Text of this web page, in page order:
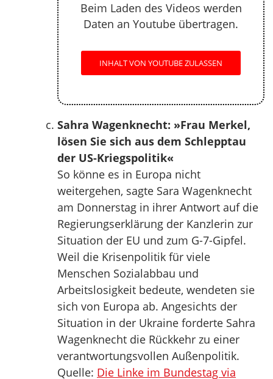
Beim Laden des Videos werden
Daten an Youtube übertragen.
INHALT VON YOUTUBE ZULASSEN
Sahra Wagenknecht: »Frau Merkel,
lösen Sie sich aus dem Schlepptau
der US-Kriegspolitik«
So könne es in Europa nicht
weitergehen, sagte Sara Wagenknecht
am Donnerstag in ihrer Antwort auf die
Regierungserklärung der Kanzlerin zur
Situation der EU und zum G-7-Gipfel.
Weil die Krisenpolitik für viele
Menschen Sozialabbau und
Arbeitslosigkeit bedeute, wendeten sie
sich von Europa ab. Angesichts der
Situation in der Ukraine forderte Sahra
Wagenknecht die Rückkehr zu einer
verantwortungsvollen Außenpolitik.
Quelle: Die Linke im Bundestag via